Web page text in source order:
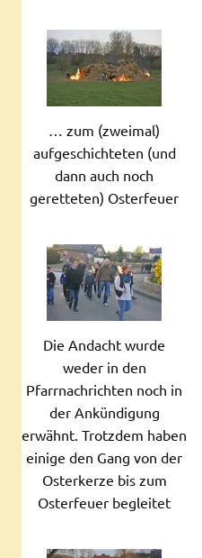
… zum (zweimal)
aufgeschichteten (und
dann auch noch
geretteten) Osterfeuer
Die Andacht wurde
weder in den
Pfarrnachrichten noch in
der Ankündigung
erwähnt. Trotzdem haben
einige den Gang von der
Osterkerze bis zum
Osterfeuer begleitet